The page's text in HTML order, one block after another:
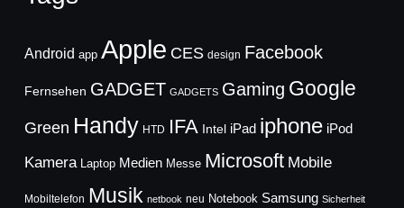
Android app Apple CES design Facebook
Fernsehen GADGET GADGETS Gaming Google
Green Handy HTD IFA Intel iPad iphone iPod
Kamera Laptop Medien Messe Microsoft Mobile
Mobiltelefon Musik netbook neu Notebook Samsung Sicherheit